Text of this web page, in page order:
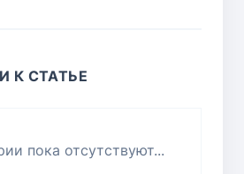
К СТАТЬЕ
пока отсутствуют...